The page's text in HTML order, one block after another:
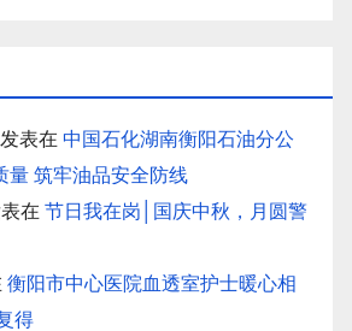
发表在 中国石化湖南衡阳石油分公
量 筑牢油品安全防线
在 节日我在岗│国庆中秋，月圆警
衡阳市中心医院血透室护士暖心相
得